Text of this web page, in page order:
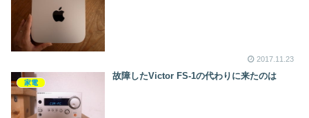
2017.11.23
家電
故障したVictor FS-1の代わりに来たのは